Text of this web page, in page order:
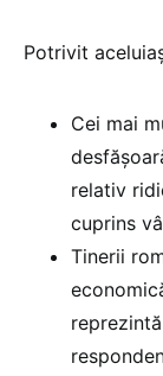
Potrivit
Cei mai
relativ
cuprins
Tinerii